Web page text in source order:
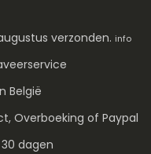
verzonden. info
België
Overboeking of Paypal
dagen